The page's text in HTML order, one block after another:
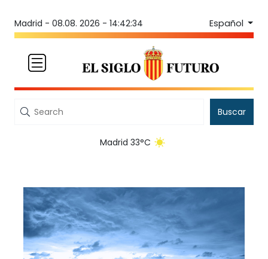
Madrid - 08.08. 2026 - 14:42:34 Español
Buscar
Madrid 33°C